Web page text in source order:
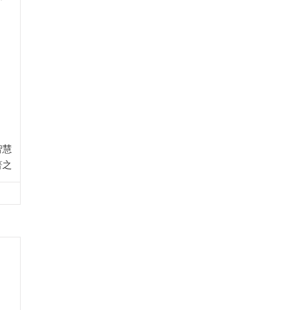
慧